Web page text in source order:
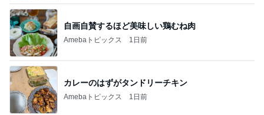
自画自賛するほど美味しい鶏むね肉
Amebaトピックス 1日前
カレーのはずがタンドリーチキン
Amebaトピックス 1日前